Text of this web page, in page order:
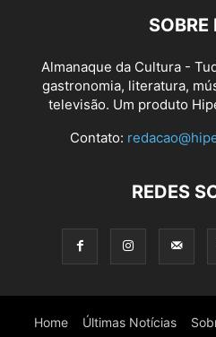
SOBRE
Almanaque da Cultura -
gastronomia, literatura,
televisão. Um produto
Contato:
REDES
Home Últimas Notícias